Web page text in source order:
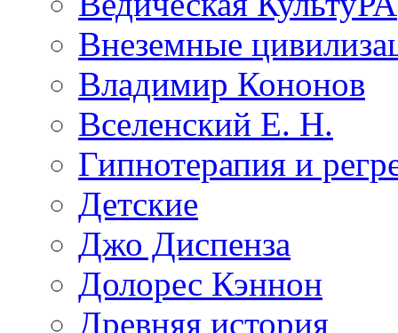
Внеземные
Владимир Кононов
Вселенский Е. Н.
Гипнотерапия и
Детские
Джо Диспенза
Долорес Кэннон
Древняя история